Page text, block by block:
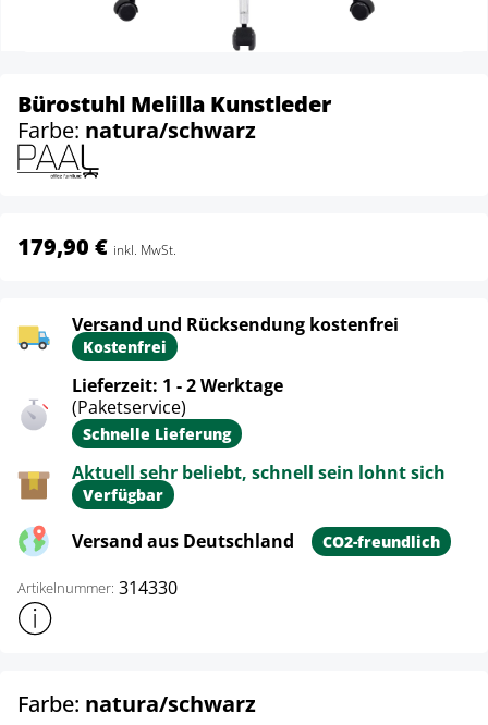
Bürostuhl Melilla Kunstleder
Farbe: natura/schwarz
179,90 € inkl. MwSt.
Versand und Rücksendung kostenfrei
Kostenfrei
Lieferzeit: 1 - 2 Werktage
(Paketservice)
Schnelle Lieferung
Aktuell sehr beliebt, schnell sein lohnt sich
Verfügbar
Versand aus Deutschland CO2-freundlich
Artikelnummer: 314330
Weitere Produktinformationen anzeigen
Farbe: natura/schwarzauswählen